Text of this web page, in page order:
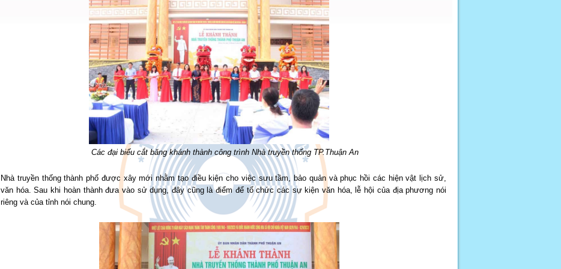
Các đại biểu cắt băng khánh thành công trình Nhà truyền thống TP.Thuận An
Nhà truyền thống thành phố được xây mới nhằm tạo điều kiện cho việc sưu tầm, bảo quản và phục hồi các hiện vật lịch sử,
văn hóa. Sau khi hoàn thành đưa vào sử dụng, đây cũng là điểm để tổ chức các sự kiện văn hóa, lễ hội của địa phương nói
riêng và của tỉnh nói chung.